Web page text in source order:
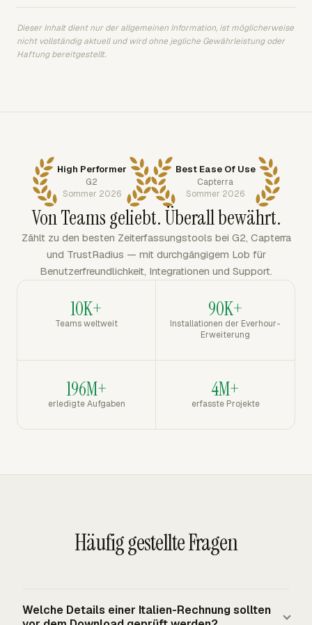
Dieser Inhalt dient nur der allgemeinen Information, ist möglicherweise
nicht vollständig aktuell und wird ohne jegliche Gewährleistung oder
Haftung bereitgestellt.
High Performer
G2
Sommer 2026
Best Ease Of Use
Capterra
Sommer 2026
Von Teams geliebt. Überall bewährt.
Zählt zu den besten Zeiterfassungstools bei G2, Capterra
und TrustRadius — mit durchgängigem Lob für
Benutzerfreundlichkeit, Integrationen und Support.
10K+
Teams weltweit
90K+
Installationen der Everhour-
Erweiterung
196M+
erledigte Aufgaben
4M+
erfasste Projekte
Häufig gestellte Fragen
Welche Details einer Italien-Rechnung sollten